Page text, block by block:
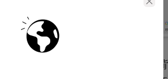
。UPDF的工具还包括设计水印、背